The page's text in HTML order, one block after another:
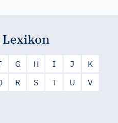
Lexikon
G H I J
K
R S T U
V